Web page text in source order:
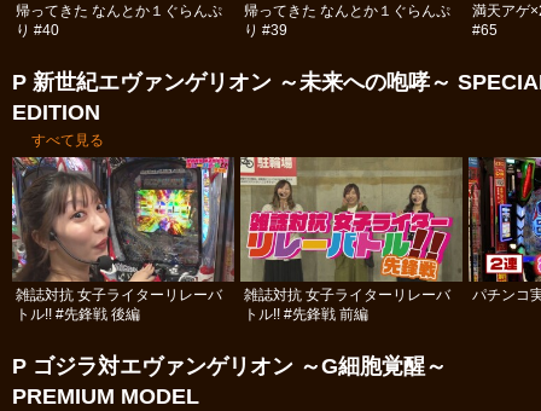
帰ってきた なんとか１ぐらんぷ
り #40
帰ってきた なんとか１ぐらんぷ
り #39
満天アゲ
#65
P 新世紀エヴァンゲリオン ～未来への咆哮～
EDITION
すべて見る
雑誌対抗 女子ライターリレーバ
トル!! #先鋒戦 後編
雑誌対抗 女子ライターリレーバ
トル!! #先鋒戦 前編
パチンコ
P ゴジラ対エヴァンゲリオン ～G細胞覚醒～
PREMIUM MODEL